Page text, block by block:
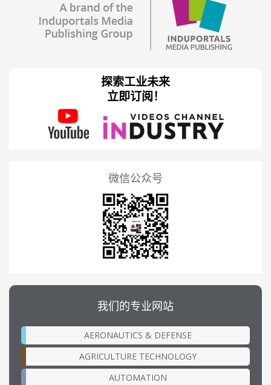
探索工业未来
立即订阅！
微信公众号
我们的专业网站
AERONAUTICS & DEFENSE
AGRICULTURE TECHNOLOGY
AUTOMATION